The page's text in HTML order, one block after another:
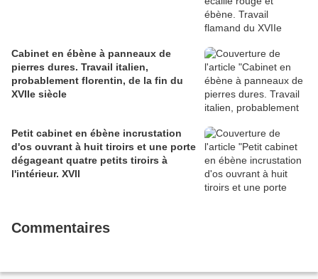
Cabinet en ébène à panneaux de
pierres dures. Travail italien,
probablement florentin, de la fin du
XVIIe siècle
Petit cabinet en ébène incrustation
d'os ouvrant à huit tiroirs et une porte
dégageant quatre petits tiroirs à
l'intérieur. XVII
Commentaires